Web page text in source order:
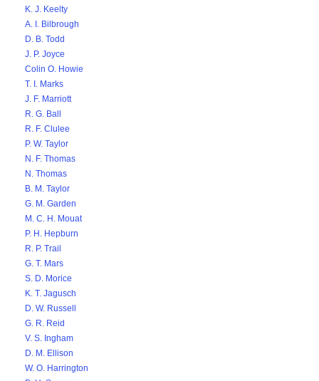
K. J. Keelty
A. I. Bilbrough
D. B. Todd
J. P. Joyce
Colin O. Howie
T. I. Marks
J. F. Marriott
R. G. Ball
R. F. Clulee
P. W. Taylor
N. F. Thomas
N. Thomas
B. M. Taylor
G. M. Garden
M. C. H. Mouat
P. H. Hepburn
R. P. Trail
G. T. Mars
S. D. Morice
K. T. Jagusch
D. W. Russell
G. R. Reid
V. S. Ingham
D. M. Ellison
W. O. Harrington